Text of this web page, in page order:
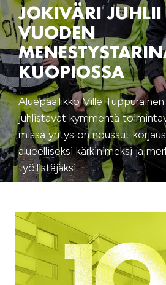
JOKIVÄRI
VUODEN
KUOPIOSSA
Aluepäällikkö Ville
juhlistavat kymmentä
missä yritys on noussut
alueelliseksi kärkinimeksi ja
työllistäjäksi.